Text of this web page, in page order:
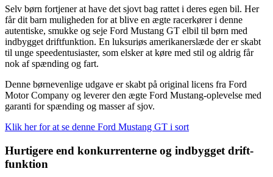
Selv børn fortjener at have det sjovt bag rattet i deres egen bil. Her
får dit barn muligheden for at blive en ægte racerkører i denne
autentiske, smukke og seje Ford Mustang GT elbil til børn med
indbygget driftfunktion. En luksuriøs amerikanerslæde der er skabt
til unge speedentusiaster, som elsker at køre med stil og aldrig får
nok af spænding og fart.
Denne børnevenlige udgave er skabt på original licens fra Ford
Motor Company og leverer den ægte Ford Mustang-oplevelse med
garanti for spænding og masser af sjov.
Klik her for at se denne Ford Mustang GT i sort
Hurtigere end konkurrenterne og indbygget drift-
funktion